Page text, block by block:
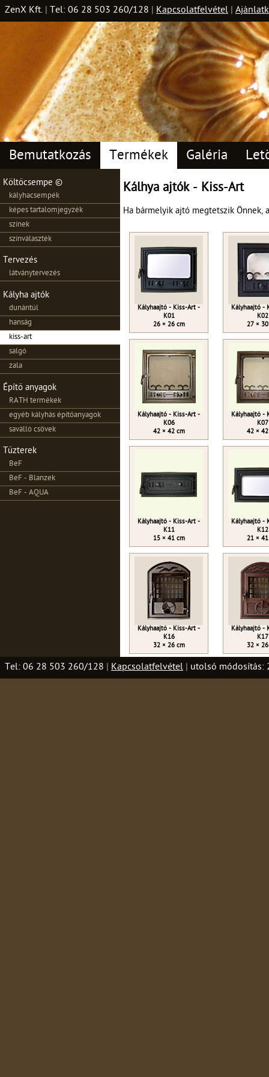
ZenX Kft. Tel: 06 28 503 260/128 Kapcsolatfelvétel
Bemutatkozás Termékek Galéria
Költőcsempe ©
kályhacsempék
képes tartalomjegyzék
színek
színválaszték
Tervezés
látványtervezés
Kályha ajtók
dunántúl
hanság
kiss-art
salgó
zala
Építő anyagok
RATH termékek
egyéb kályhás építőanyagok
saválló csövek
Tűzterek
BeF
BeF - Blanzek
BeF - AQUA
Kálhya ajtók - Kiss-Art
Ha bármelyik ajtó megtetszik Önnek,
Kályhaajtó - Kiss-Art -
K01
26 × 26 cm
Kályhaajtó -
K02
27 ×
Kályhaajtó - Kiss-Art -
K06
42 × 42 cm
Kályhaajtó -
K07
42 ×
Kályhaajtó - Kiss-Art -
K11
15 × 41 cm
Kályhaajtó -
K12
21 ×
Kályhaajtó - Kiss-Art -
K16
32 × 26 cm
Kályhaajtó -
K17
32 ×
Tel: 06 28 503 260/128 Kapcsolatfelvétel utolsó módosítás: